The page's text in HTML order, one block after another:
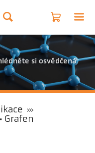
si osvědčená
Grafen